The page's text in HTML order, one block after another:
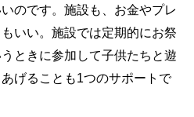
のです。施設も、お金やプレ
いい。施設では定期的にお祭
ときに参加して子供たちと遊
げることも1つのサポートで